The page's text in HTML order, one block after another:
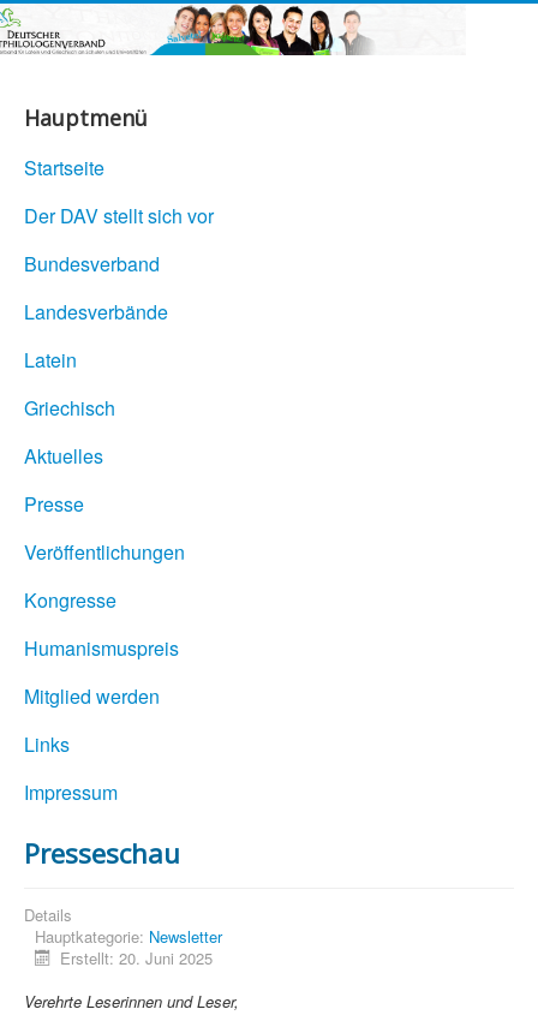
Hauptmenü
Startseite
Der DAV stellt sich vor
Bundesverband
Landesverbände
Latein
Griechisch
Aktuelles
Presse
Veröffentlichungen
Kongresse
Humanismuspreis
Mitglied werden
Links
Impressum
Presseschau
Details
Hauptkategorie: Newsletter
Erstellt: 20. Juni 2025
Verehrte Leserinnen und Leser,